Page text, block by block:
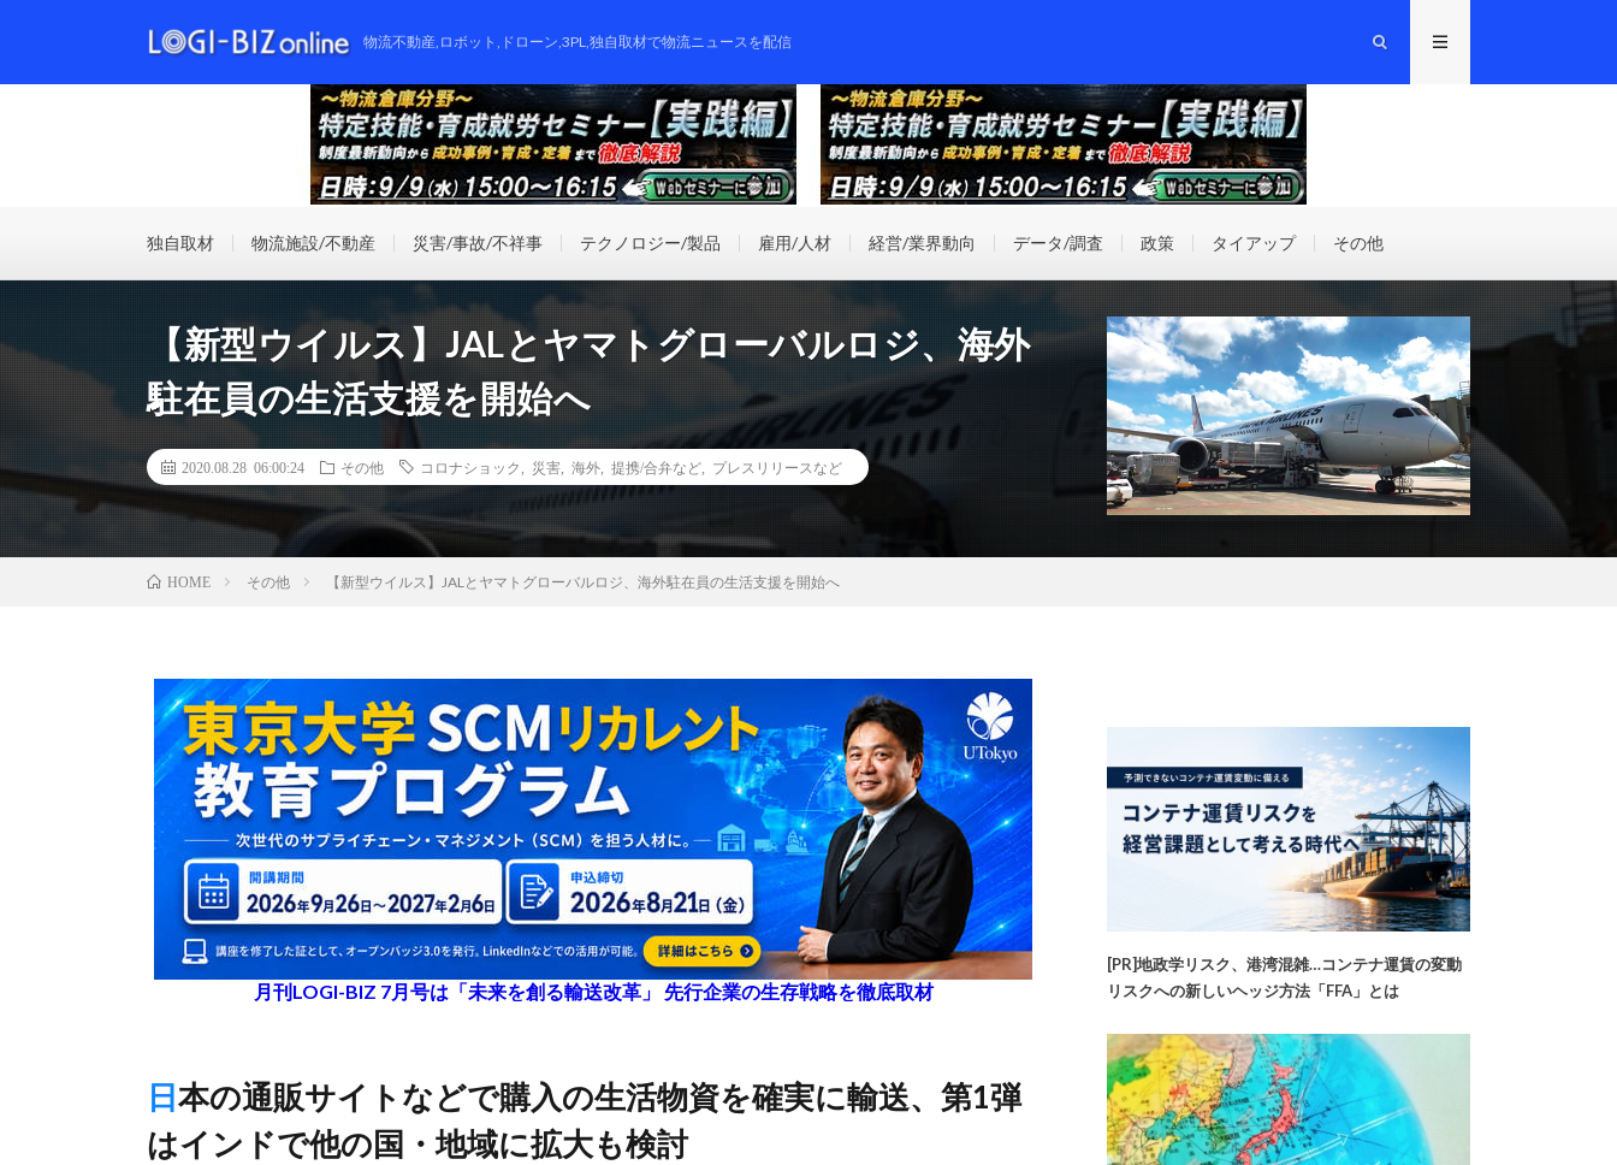
物流不動産,ロボット,ドローン,3PL,独自取材で物流ニュースを配信
独自取材 物流施設/不動産 災害/事故/不祥事 テクノロジー/製品 雇用/人材 経営/業界動向 データ/調査 政策 タイアップ その他
【新型ウイルス】JALとヤマトグローバルロジ、海外
駐在員の生活支援を開始へ
2020.08.28 06:00:24 その他 コロナショック 災害 海外 提携/合弁など プレスリリースなど
HOME その他 【新型ウイルス】JALとヤマトグローバルロジ、海外駐在員の生活支援を開始へ
月刊LOGI-BIZ 7月号は「未来を創る輸送改革」 先行企業の生存戦略を徹底取材
日本の通販サイトなどで購入の生活物資を確実に輸送、第1弾
はインドで他の国・地域に拡大も検討
[PR]地政学リスク、港湾混雑…コンテナ運賃の変動
リスクへの新しいヘッジ方法「FFA」とは